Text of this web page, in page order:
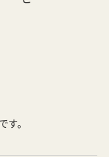
す。